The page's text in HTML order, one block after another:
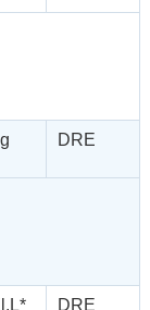
DRE
DRE